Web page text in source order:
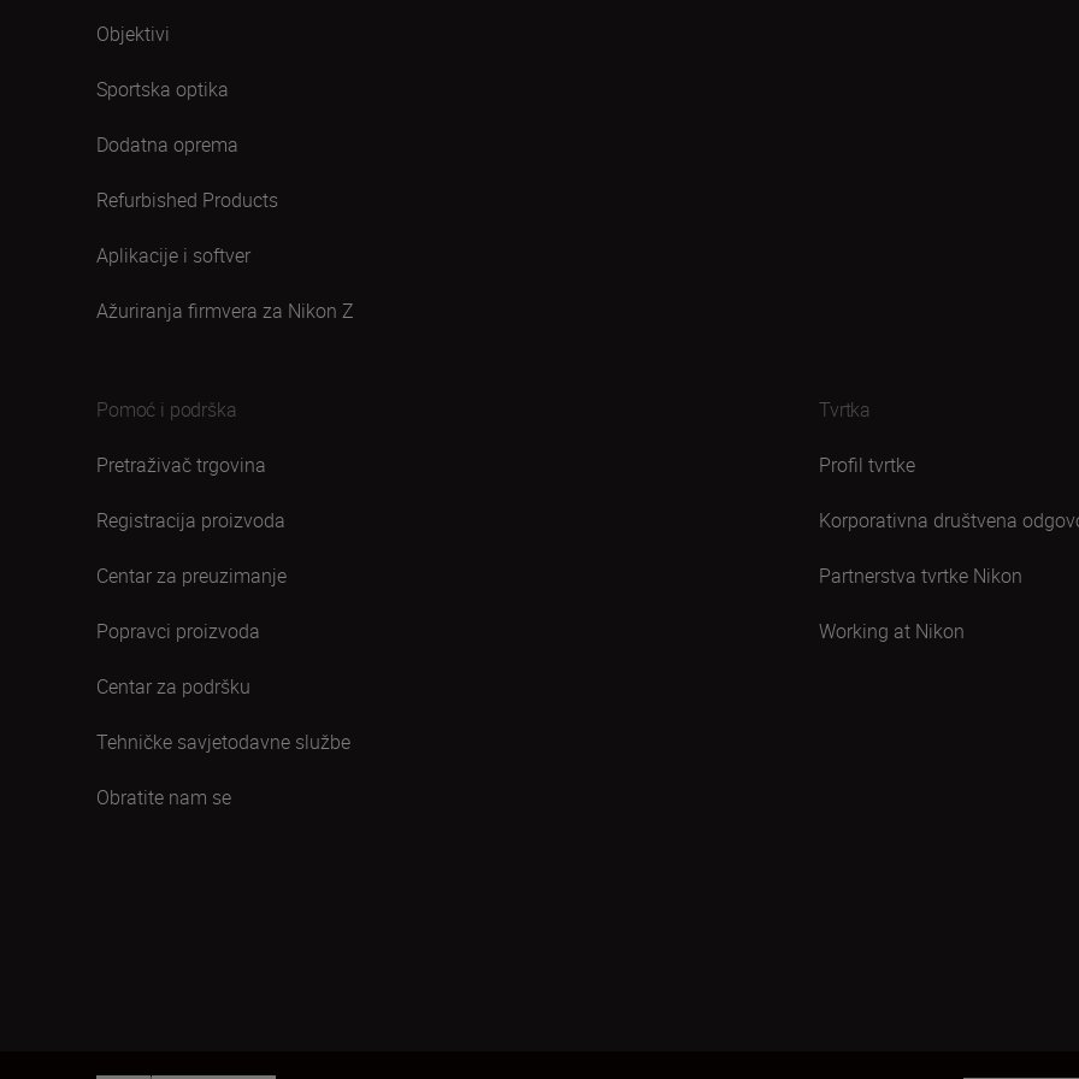
Objektivi
Sportska optika
Dodatna oprema
Refurbished Products
Aplikacije i softver
Ažuriranja firmvera za Nikon Z
Pomoć i podrška
Pretraživač trgovina
Registracija proizvoda
Centar za preuzimanje
Popravci proizvoda
Centar za podršku
Tehničke savjetodavne službe
Obratite nam se
Tvrtka
Profil tvrtke
Korporativna društvena
Partnerstva tvrtke Nikon
Working at Nikon